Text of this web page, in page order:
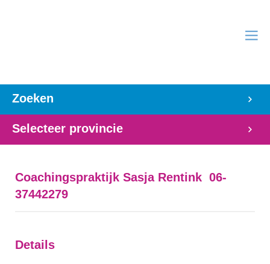
Zoeken
Selecteer provincie
Coachingspraktijk Sasja Rentink 06-
37442279
Details